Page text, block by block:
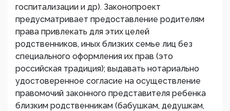
госпитализации и др). Законопроект
предусматривает предоставление родителям
права привлекать для этих целей
родственников, иных близких семье лиц без
специального оформления их прав (это
российская традиция); выдавать нотариально
удостоверенное согласие на осуществление
правомочий законного представителя ребенка
близким родственникам (бабушкам, дедушкам,